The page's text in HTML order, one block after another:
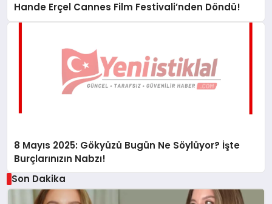
Hande Erçel Cannes Film Festivali’nden Döndü!
8 Mayıs 2025: Gökyüzü Bugün Ne Söylüyor? İşte
Burçlarınızın Nabzı!
Son Dakika